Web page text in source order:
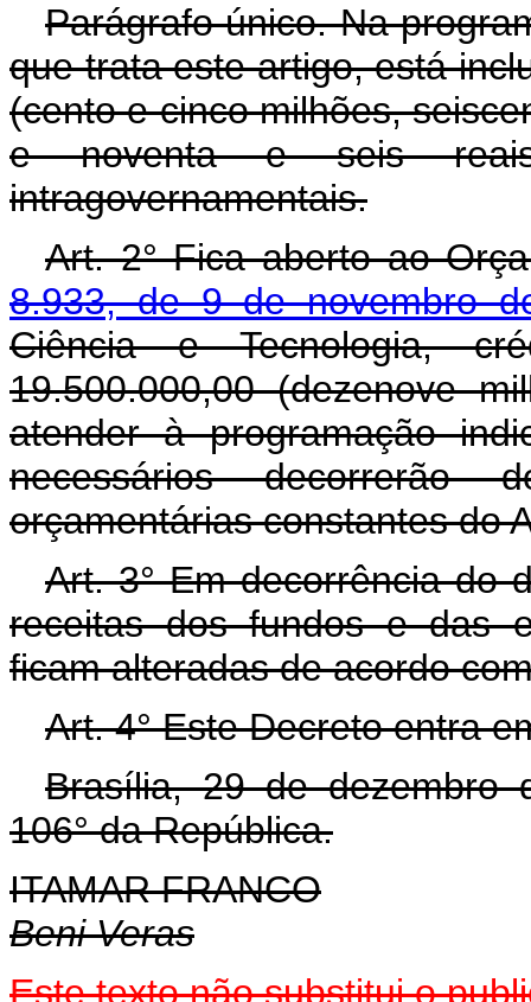
Parágrafo único. Na
que trata este artigo, está
(cento e cinco milhões,
e noventa e seis
intragovernamentais.
Art. 2° Fica aberto ao
8.933, de 9 de novembro
Ciência e Tecnologia,
19.500.000,00 (dezenove
atender à programação
necessários decorrerão
orçamentárias constantes do
Art. 3° Em decorrência do
receitas dos fundos e das
ficam alteradas de acordo
Art. 4° Este Decreto entra
Brasília, 29 de dezembro
106° da República.
ITAMAR FRANCO
Beni Veras
Este texto não substitui o